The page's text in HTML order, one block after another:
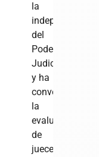
la
independencia
del
Poder
Judicial
y ha
convertido
la
evaluación
de
jueces